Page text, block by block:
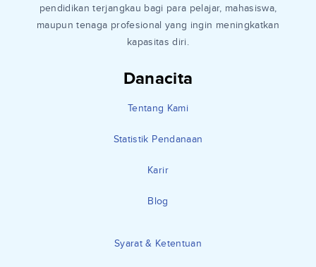
Danacita
Tentang Kami
Statistik Pendanaan
Karir
Blog
Syarat & Ketentuan
pendidikan terjangkau bagi para pelajar, mahasiswa,
maupun tenaga profesional yang ingin meningkatkan
kapasitas diri.